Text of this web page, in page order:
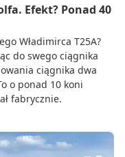
Efekt? Ponad 40
Władimirca T25A?
do swego ciągnika
ciągnika dwa
o ponad 10 koni
fabrycznie.